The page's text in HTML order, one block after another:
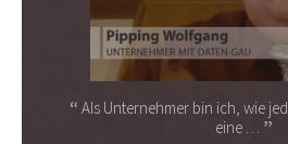
Als Unternehmer bin ich, wie
eine …